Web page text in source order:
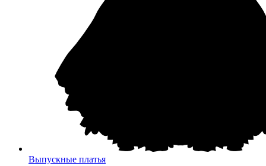
Выпускные платья